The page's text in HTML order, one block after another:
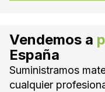
Vendemos a
España
Suministramos
cualquier